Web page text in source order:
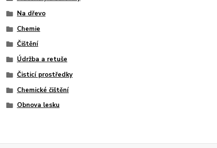
Na dřevo
Chemie
Čištění
Údržba a retuše
Čisticí prostředky
Chemické čištění
Obnova lesku